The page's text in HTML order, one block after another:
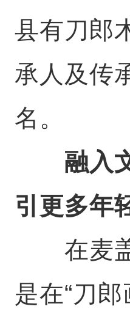
县有刀郎
承人及传
名。
融入文
引更多年
在麦盖
是在“刀